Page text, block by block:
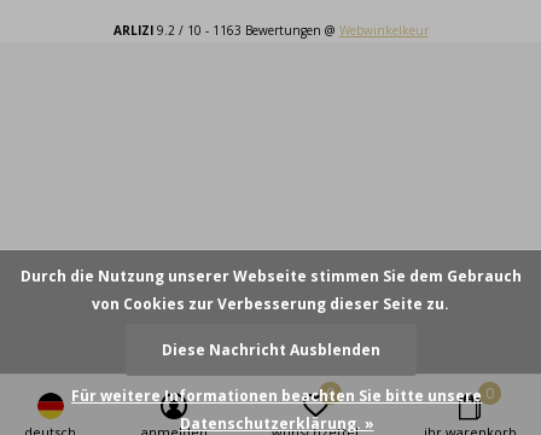
0 0
ARLIZI9.2/ 10 - 1163 Bewertungen @ Webwinkelkeur
Durch die Nutzung unserer Webseite stimmen Sie dem Gebrauch
von Cookies zur Verbesserung dieser Seite zu.
Diese Nachricht Ausblenden
Für weitere Informationen beachten Sie bitte unsere
Datenschutzerklärung. »